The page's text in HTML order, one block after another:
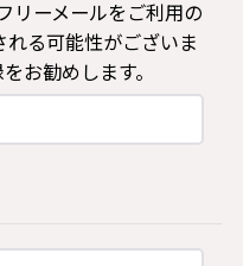
リーメールをご利用の
る可能性がございま
お勧めします。